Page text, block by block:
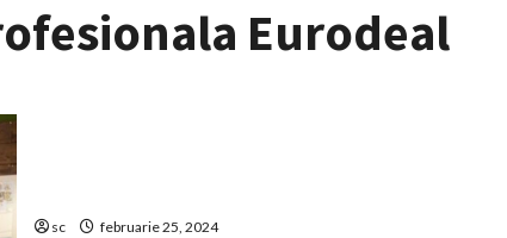
Eurodeal
sc februarie 25, 2024